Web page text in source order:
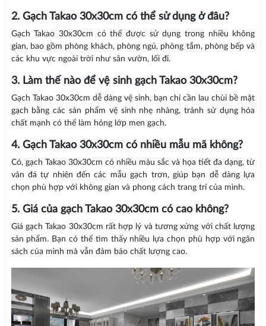
2. Gạch Takao 30x30cm có thể sử dụng ở đâu?
Gạch Takao 30x30cm có thể được sử dụng trong nhiều không
gian, bao gồm phòng khách, phòng ngủ, phòng tắm, phòng bếp và
các khu vực ngoài trời như sân vườn, lối đi.
3. Làm thế nào để vệ sinh gạch Takao 30x30cm?
Gạch Takao 30x30cm dễ dàng vệ sinh, bạn chỉ cần lau chùi bề mặt
gạch bằng các sản phẩm vệ sinh nhẹ nhàng, tránh sử dụng hóa
chất mạnh có thể làm hỏng lớp men gạch.
4. Gạch Takao 30x30cm có nhiều mẫu mã không?
Có, gạch Takao 30x30cm có nhiều màu sắc và họa tiết đa dạng, từ
vân đá tự nhiên đến các mẫu gạch trơn, giúp bạn dễ dàng lựa
chọn phù hợp với không gian và phong cách trang trí của mình.
5. Giá của gạch Takao 30x30cm có cao không?
Giá gạch Takao 30x30cm rất hợp lý và tương xứng với chất lượng
sản phẩm. Bạn có thể tìm thấy nhiều lựa chọn phù hợp với ngân
sách của mình mà vẫn đảm bảo chất lượng cao.